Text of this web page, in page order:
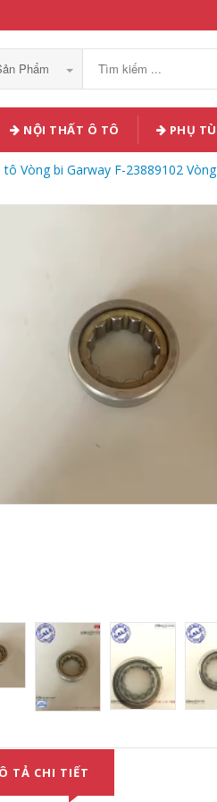
Phẩm
NỘI THẤT Ô TÔ PHỤ
tô Vòng bi Garway F-23889102
thay nhớt hộp số
63/33rsn/p6 thích
nghi lingyue v3
chuanqi gs4 Ga6
1.5T 4A91 Một mang
63/33-RS1 dầu atf
thay dầu hộp số ô
Vòng bi TM63/28/25-
TM63/25YA1-
tải
TẢ CHI TIẾT